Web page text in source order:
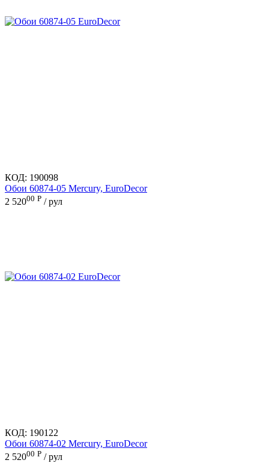
КОД: 190098
Обои 60874-05 Mercury, EuroDecor
2 52000 Р / рул
КОД: 190122
Обои 60874-02 Mercury, EuroDecor
2 52000 Р / рул